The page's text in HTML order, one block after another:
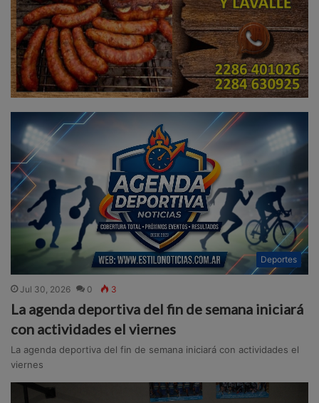
Deportes
Jul 30, 2026 0 3
La agenda deportiva del fin de semana iniciará
con actividades el viernes
La agenda deportiva del fin de semana iniciará con actividades el
viernes